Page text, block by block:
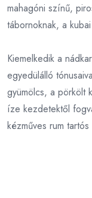
mahagóni színű,
tábornoknak, a
Kiemelkedik a
egyedülálló
gyümölcs, a pörkölt
íze kezdetektől
kézműves rum